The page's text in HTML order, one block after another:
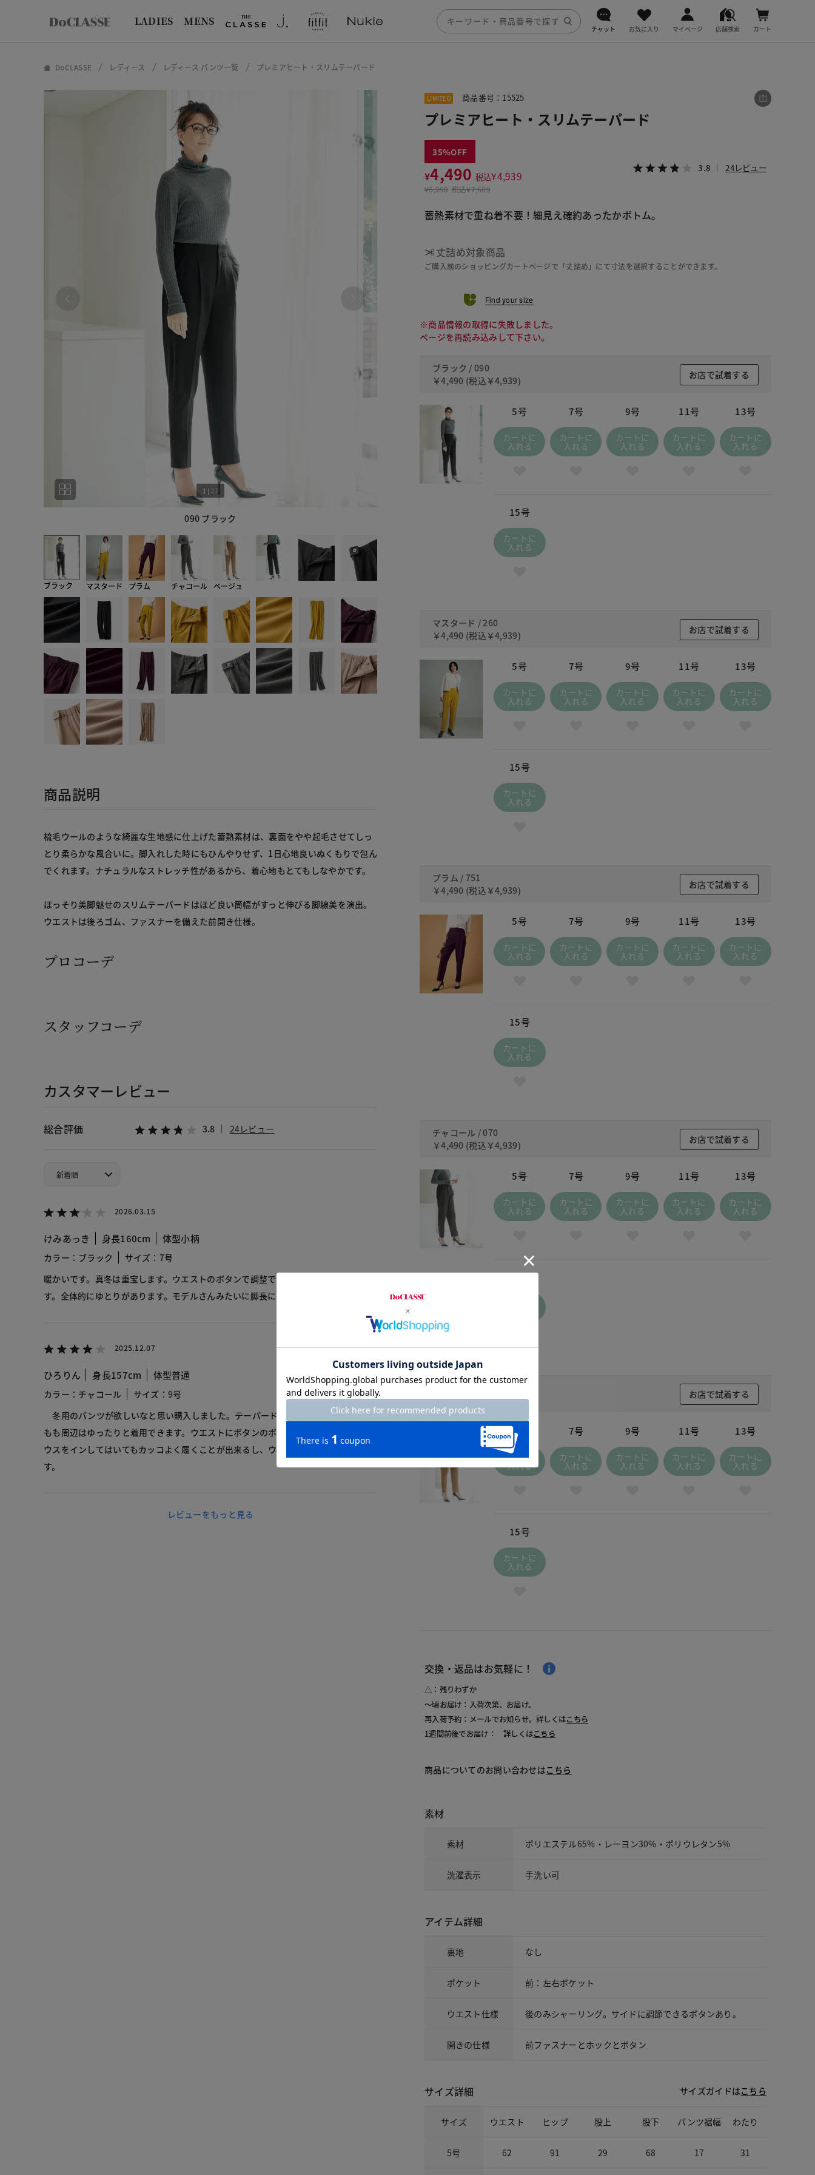
LADIES MENS
チャット お気に入り マイページ 店舗検索 カート
DoCLASSE レディース レディース パンツ一覧 プレミアヒート・スリムテーパード
090 ブラック 260 マスタード
1 | 27
ブラック マスタード プラム チャコール ベージュ
商品説明
梳毛ウールのような綺麗な生地感に仕上げた蓄熱素材は、裏面をやや起毛させてしっ
とり柔らかな風合いに。脚入れした時にもひんやりせず、1日心地良いぬくもりで包ん
でくれます。ナチュラルなストレッチ性があるから、着心地もとてもしなやかです。
ほっそり美脚魅せのスリムテーパードはほど良い筒幅がすっと伸びる脚線美を演出。
ウエストは後ろゴム、ファスナーを備えた前開き仕様。
プロコーデ
スタッフコーデ
カスタマーレビュー
総合評価 3.8 24レビュー
2026.03.15
けみあっき 身長160cm 体型小柄
カラー：ブラック
サイズ：7号
暖かいです。真冬は重宝します。ウエストのボタンで調整できるので、はきやすいで
す。全体的にゆとりがあります。モデルさんみたいに脚長には見えません。
2025.12.07
ひろりん 身長157cm 体型普通
カラー：チャコール
サイズ：9号
冬用のパンツが欲しいなと思い購入しました。テーパードパンツなのでヒップ、太
もも周辺はゆったりと着用できます。ウエストにボタンのポイントがあるので、ブラ
ウスをインしてはいてもカッコよく履くことが出来るし、ウエストの調整もできま
す。
レビューをもっと見る
LIMITED 商品番号：15525
プレミアヒート・スリムテーパード
35
¥4,490 税込¥4,939
¥6,990 税込¥7,689
3.8 24レビュー
蓄熱素材で重ね着不要！細見え確約あったかボトム。
丈詰め対象商品
ご購入前のショッピングカートページで「丈詰め」にて寸法を選択することができます。
Find your size
※商品情報の取得に失敗しました。
ページを再読み込みして下さい。
ブラック / 090
￥4,490 (税込 ￥4,939)
お店で試着する
5号
カートに
入れる
7号
カートに
入れる
9号
カートに
入れる
11号
カートに
入れる
13号
カートに
入れる
15号
カートに
入れる
マスタード / 260
￥4,490 (税込 ￥4,939)
お店で試着する
5号
カートに
入れる
7号
カートに
入れる
9号
カートに
入れる
11号
カートに
入れる
13号
カートに
入れる
15号
カートに
入れる
プラム / 751
￥4,490 (税込 ￥4,939)
お店で試着する
5号
カートに
入れる
7号
カートに
入れる
9号
カートに
入れる
11号
カートに
入れる
13号
カートに
入れる
15号
カートに
入れる
チャコール / 070
￥4,490 (税込 ￥4,939)
お店で試着する
5号
カートに
入れる
7号
カートに
入れる
9号
カートに
入れる
11号
カートに
入れる
13号
カートに
入れる
15号
￥4,490(税込￥4,939)
お店で試着する
5号
カートに
入れる
7号
カートに
入れる
9号
カートに
入れる
11号
カートに
入れる
13号
カートに
入れる
15号
カートに
入れる
交換・返品はお気軽に！
△：残りわずか
～頃お届け：入荷次第、お届け。
再入荷予約：メールでお知らせ。詳しくはこちら
1週間前後でお届け： 詳しくはこちら
商品についてのお問い合わせはこちら
素材
素材 ポリエステル65%・レーヨン30%・ポリウレタン5%
洗濯表示 手洗い可
アイテム詳細
裏地 なし
ポケット 前：左右ポケット
ウエスト仕様 後のみシャーリング。サイドに調節できるボタンあり。
開きの仕様 前ファスナーとホックとボタン
サイズ詳細 サイズガイドはこちら
サイズ ウエスト ヒップ 股上 股下 パンツ裾幅 わたり
5号 62 91 29 68 17 31